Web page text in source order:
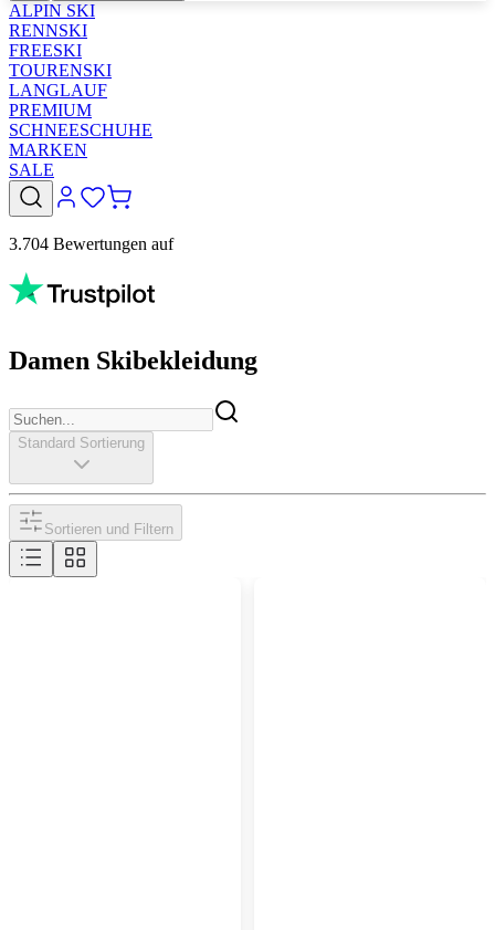
ALPIN SKI
RENNSKI
FREESKI
TOURENSKI
LANGLAUF
PREMIUM
SCHNEESCHUHE
MARKEN
SALE
3.704 Bewertungen auf
Damen Skibekleidung
Standard Sortierung
Sortieren und Filtern